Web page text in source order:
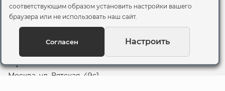
Пункт самовывоза
Склад "Черкизовский"
2-й Иртышский проезд,
территория 2А стр.3
Офис
Москва, ул. Вятская, 49с1
соответствующим образом установить настройки вашего
браузера или не использовать наш сайт.
Согласен Настроить